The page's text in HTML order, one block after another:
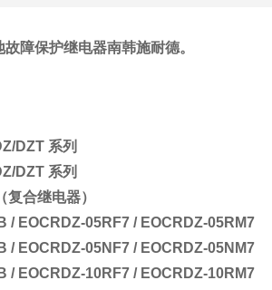
障保护继电器南韩施耐德。
DZT 系列
DZT 系列
（复合继电器）
/ EOCRDZ-05RF7 / EOCRDZ-05RM7
/ EOCRDZ-05NF7 / EOCRDZ-05NM7
/ EOCRDZ-10RF7 / EOCRDZ-10RM7